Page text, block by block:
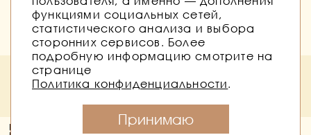
Политика безопасности
Согласие на обработку персональных данных
Конный магазин Баланс © 2026
функциями социальных сетей,
статистического анализа и выбора
сторонних сервисов. Более
подробную информацию смотрите на
странице
Политика конфиденциальности.
Принимаю